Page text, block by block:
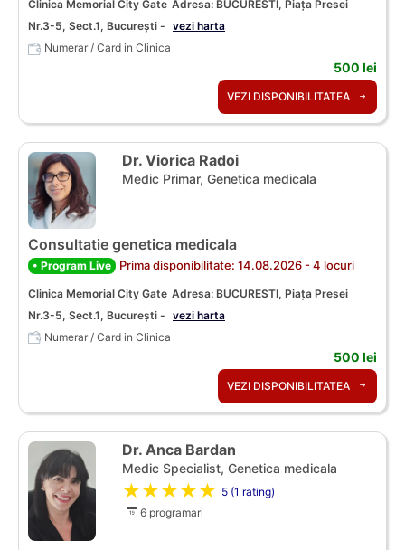
Clinica Memorial City Gate Adresa: BUCURESTI, Piața Presei
Nr.3-5, Sect.1, București - vezi harta
Numerar / Card in Clinica
500 lei
VEZI DISPONIBILITATEA
Dr. Viorica Radoi
Medic Primar, Genetica medicala
Consultatie genetica medicala
• Program Live Prima disponibilitate: 14.08.2026 - 4 locuri
Clinica Memorial City Gate Adresa: BUCURESTI, Piața Presei
Nr.3-5, Sect.1, București - vezi harta
Numerar / Card in Clinica
500 lei
VEZI DISPONIBILITATEA
Dr. Anca Bardan
Medic Specialist, Genetica medicala
★★★★★ 5 (1 rating)
6 programari